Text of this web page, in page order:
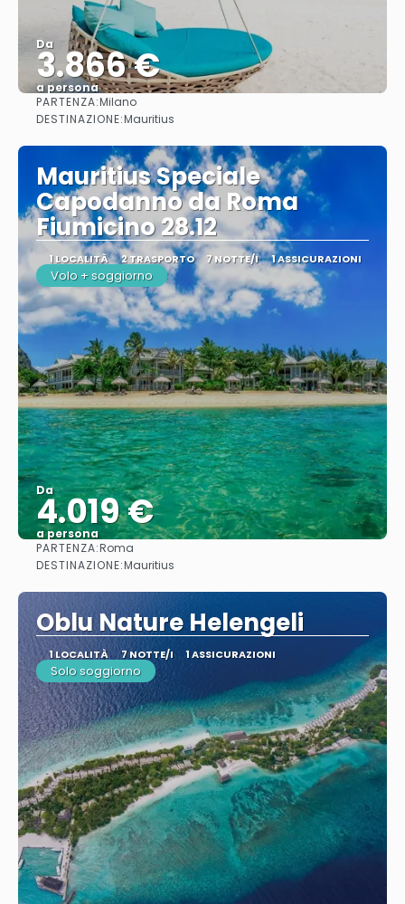
Da
3.866 €
a persona
PARTENZA:Milano
DESTINAZIONE:Mauritius
Mauritius Speciale
Capodanno da Roma
Fiumicino 28.12
1 LOCALITÀ 2 TRASPORTO 7 NOTTE/I 1 ASSICURAZIONI
Volo + soggiorno
Da
4.019 €
a persona
PARTENZA:Roma
DESTINAZIONE:Mauritius
Oblu Nature Helengeli
1 LOCALITÀ 7 NOTTE/I 1 ASSICURAZIONI
Solo soggiorno